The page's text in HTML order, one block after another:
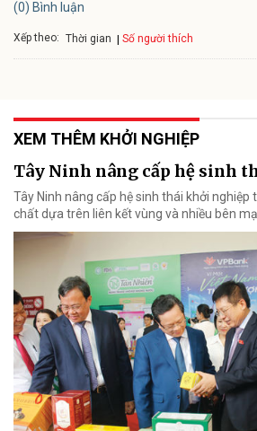
(0) Bình luận
Xếp theo: Thời gian Số người thích
XEM THÊM KHỞI NGHIỆP
Tây Ninh nâng cấp hệ sinh
Tây Ninh nâng cấp hệ sinh thái khởi
chất dựa trên liên kết vùng và nhiều bên